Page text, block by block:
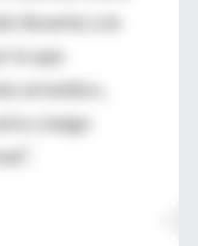
llevarles a la
lo que
al médico,
y luego